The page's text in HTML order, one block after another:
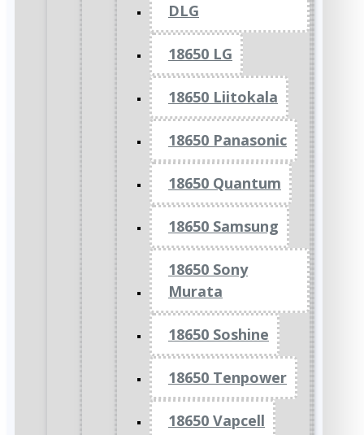
DLG
18650 LG
18650 Liitokala
18650 Panasonic
18650 Quantum
18650 Samsung
18650 Sony
Murata
18650 Soshine
18650 Tenpower
18650 Vapcell